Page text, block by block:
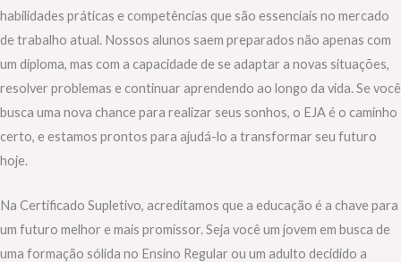
habilidades práticas e competências que são essenciais no mercado
de trabalho atual. Nossos alunos saem preparados não apenas com
um diploma, mas com a capacidade de se adaptar a novas situações,
resolver problemas e continuar aprendendo ao longo da vida. Se você
busca uma nova chance para realizar seus sonhos, o EJA é o caminho
certo, e estamos prontos para ajudá-lo a transformar seu futuro
hoje.
Na Certificado Supletivo, acreditamos que a educação é a chave para
um futuro melhor e mais promissor. Seja você um jovem em busca de
uma formação sólida no Ensino Regular ou um adulto decidido a